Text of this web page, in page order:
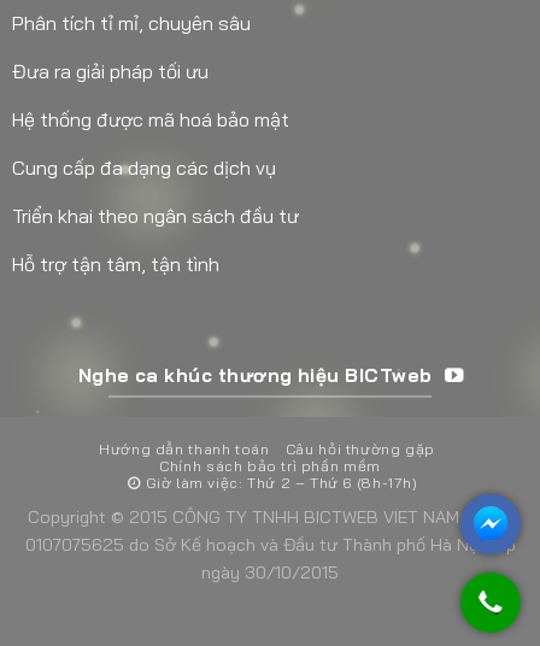
Phân tích tỉ mỉ, chuyên sâu
Đưa ra giải pháp tối ưu
Hệ thống được mã hoá bảo mật
Cung cấp đa dạng các dịch vụ
Triển khai theo ngân sách đầu tư
Hỗ trợ tận tâm, tận tình
Nghe ca khúc thương hiệu BICTweb
Hướng dẫn thanh toán
Câu hỏi thường gặp
Chính sách bảo trì phần mềm
Giờ làm việc: Thứ 2 – Thứ 6 (8h-17h)
Copyright © 2015 CÔNG TY TNHH BICTWEB VIET NAM - MST:
0107075625 do Sở Kế hoạch và Đầu tư Thành phố Hà Nội cấp
ngày 30/10/2015